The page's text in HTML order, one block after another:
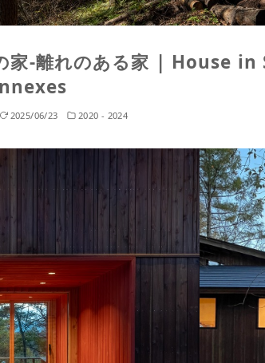
家-離れのある家 | House
2025/06/23 2020 - 2024